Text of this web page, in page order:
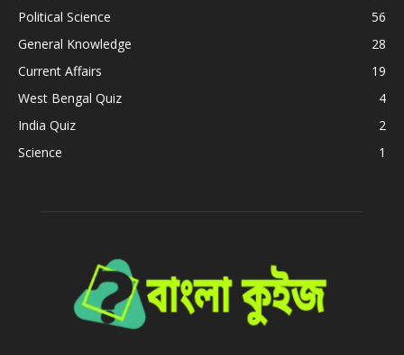
Political Science
56
General Knowledge
28
Current Affairs
19
West Bengal Quiz
4
India Quiz
2
Science
1